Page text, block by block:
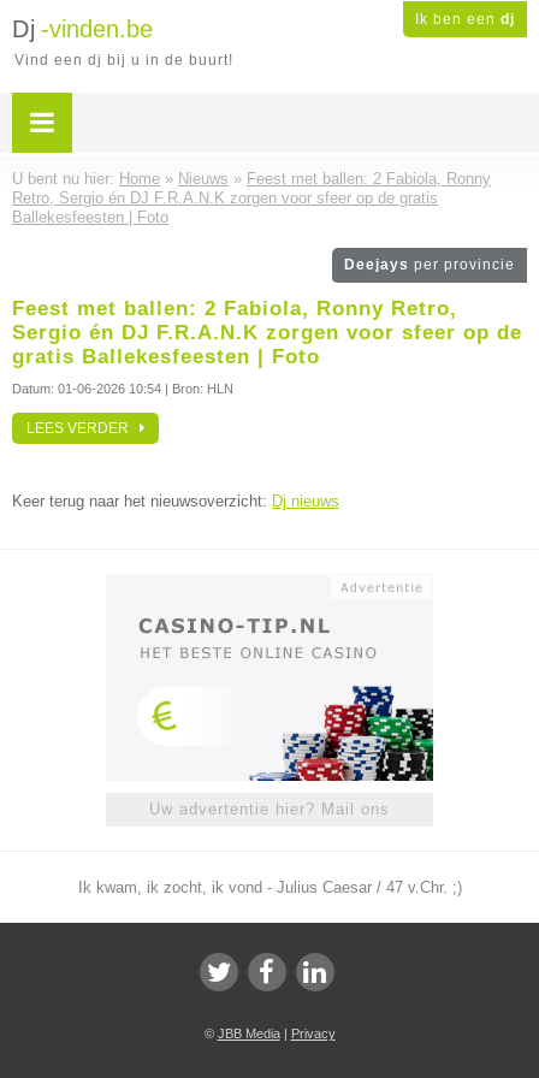
Ik ben een dj
Dj -vinden.be
Vind een dj bij u in de buurt!
U bent nu hier: Home » Nieuws » Feest met ballen: 2 Fabiola, Ronny
Retro, Sergio én DJ F.R.A.N.K zorgen voor sfeer op de gratis
Ballekesfeesten | Foto
Deejays per provincie
Feest met ballen: 2 Fabiola, Ronny Retro,
Sergio én DJ F.R.A.N.K zorgen voor sfeer op de
gratis Ballekesfeesten | Foto
Datum: 01-06-2026 10:54 | Bron: HLN
LEES VERDER
Keer terug naar het nieuwsoverzicht: Dj nieuws
Uw advertentie hier? Mail ons
Ik kwam, ik zocht, ik vond - Julius Caesar / 47 v.Chr. ;)
© JBB Media| Privacy